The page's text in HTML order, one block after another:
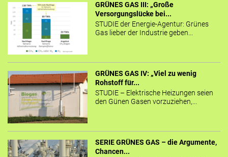
GRÜNES GAS III: „Große
Versorgungslücke bei...
STUDIE der Energie-Agentur: Grünes
Gas lieber der Industrie geben...
GRÜNES GAS IV: „Viel zu wenig
Rohstoff für...
STUDIE – Elektrische Heizungen seien
den Günen Gasen vorzuziehen,...
SERIE GRÜNES GAS – die Argumente,
Chancen...